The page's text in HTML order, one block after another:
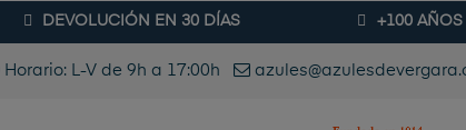
DEVOLUCIÓN EN 30 DÍAS +100 AÑOS
Horario: L-V de 9h a 17:00h